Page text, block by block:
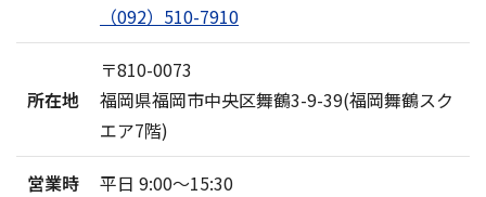
（092）510-7910
所在地
〒810-0073
福岡県福岡市中央区舞鶴3-9-39(福岡舞鶴スク
エア7階)
営業時
平日 9:00〜15:30